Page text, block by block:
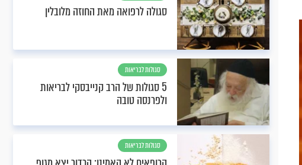
סגולה לרפואה מאת החוזה מלובלין
סגולות לבריאות
5 סגולות של הרב קנייבסקי לבריאות
ולפרנסה טובה
סגולות לבריאות